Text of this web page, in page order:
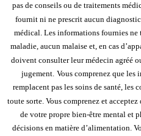
pas de conseils ou de traitements
fournit ni ne prescrit aucun
médical. Les informations fournies
maladie, aucun malaise et, en cas
doivent consulter leur médecin agréé
jugement. Vous comprenez que les
remplacent pas les soins de santé,
toute sorte. Vous comprenez et
de votre propre bien-être mental et
décisions en matière d’alimentation.